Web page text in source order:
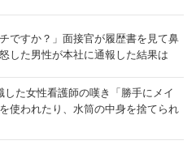
ですか？」面接官が履歴書を見て鼻
た男性が本社に通報した結果は
した女性看護師の嘆き「勝手にメイ
使われたり、水筒の中身を捨てられ